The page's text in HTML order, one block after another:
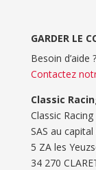
GARDER LE
Besoin d’aide ?
Contactez
Classic
Classic
SAS au
5 ZA les
34 270